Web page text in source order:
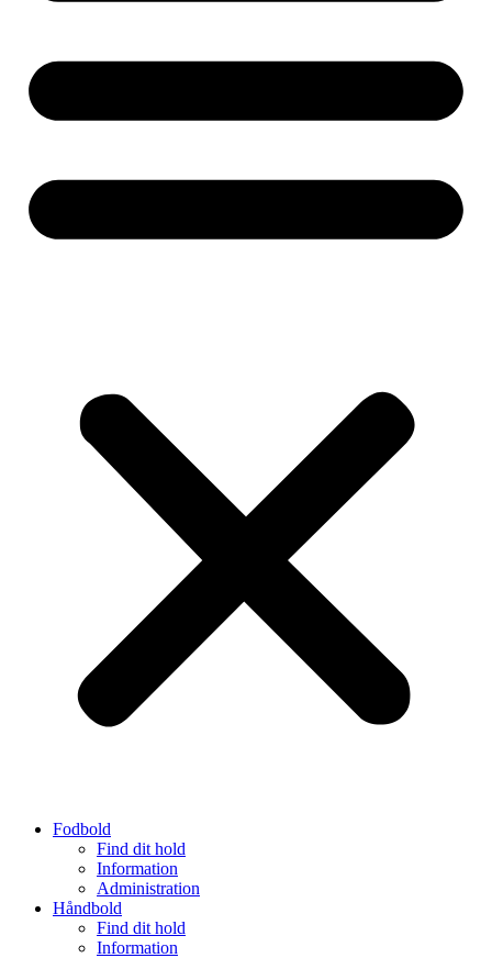
Fodbold
Find dit hold
Information
Administration
Håndbold
Find dit hold
Information